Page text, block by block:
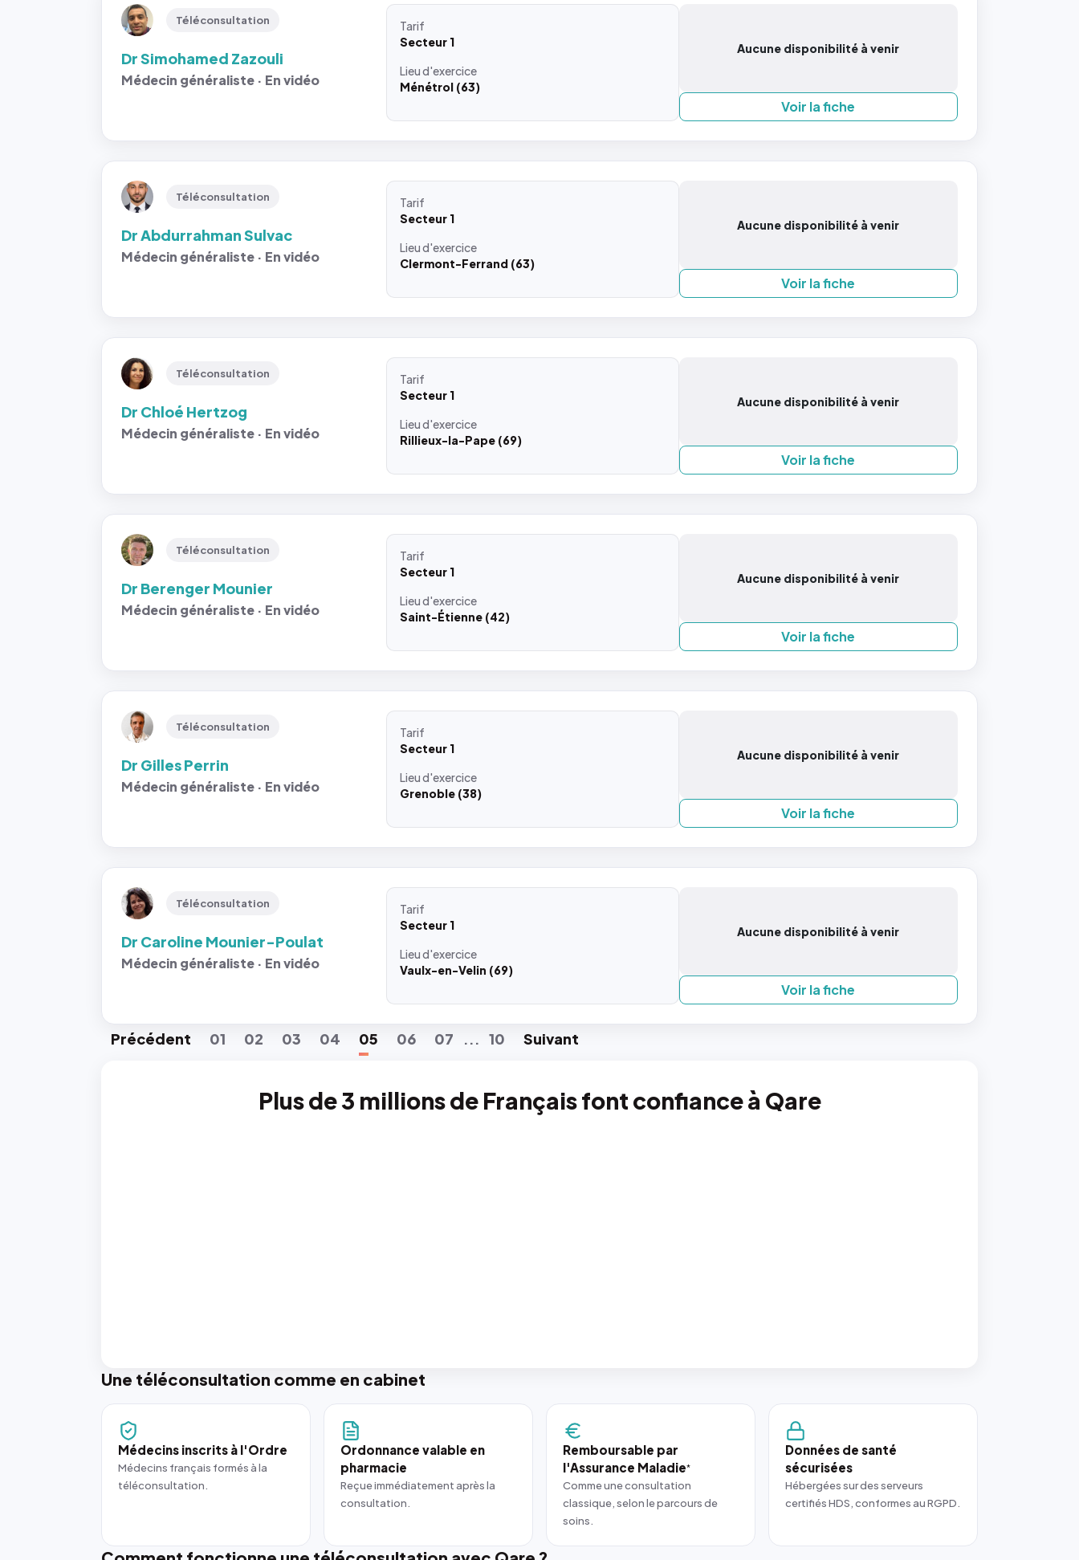
Téléconsultation
Dr Simohamed Zazouli
Médecin généraliste · En vidéo
Tarif
Secteur 1
Lieud'exercice
Ménétrol (63)
Aucune disponibilité à venir
Voir la fiche
Téléconsultation
Dr Abdurrahman Sulvac
Médecin généraliste · En vidéo
Tarif
Secteur 1
Lieud'exercice
Clermont-Ferrand (63)
Aucune disponibilité à venir
Voir la fiche
Téléconsultation
Dr Chloé Hertzog
Médecin généraliste · En vidéo
Tarif
Secteur 1
Lieud'exercice
Rillieux-la-Pape (69)
Aucune disponibilité à venir
Voir la fiche
Téléconsultation
Dr Berenger Mounier
Médecin généraliste · En vidéo
Tarif
Secteur 1
Lieud'exercice
Saint-Étienne (42)
Aucune disponibilité à venir
Voir la fiche
Téléconsultation
Dr Gilles Perrin
Médecin généraliste · En vidéo
Tarif
Secteur 1
Lieud'exercice
Grenoble (38)
Aucune disponibilité à venir
Voir la fiche
Téléconsultation
Dr Caroline Mounier-Poulat
Médecin généraliste · En vidéo
Tarif
Secteur 1
Lieud'exercice
Vaulx-en-Velin (69)
Aucune disponibilité à venir
Voir la fiche
Précédent 01 02 03 04 05 06 07 ... 10 Suivant
Plus de 3 millions de Français font confiance à Qare
Une téléconsultation comme en cabinet
Médecins inscrits à l'Ordre
Médecins français formés à la
téléconsultation.
Ordonnance valable en
pharmacie
Reçue immédiatement après la
consultation.
Remboursable par
l'Assurance Maladie*
Comme une consultation
classique, selon le parcours de
soins.
Données de santé
sécurisées
Hébergées sur des serveurs
certifiés HDS, conformes au RGPD.